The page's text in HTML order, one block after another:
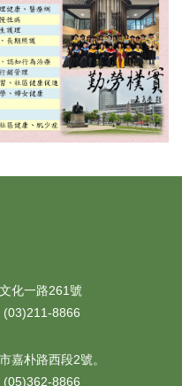
化一路261號
8866
朴路西段2號。
8866